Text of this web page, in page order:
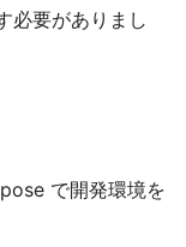
必要がありまし
で開発環境を